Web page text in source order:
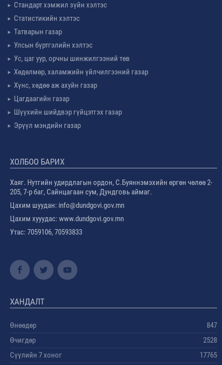
Стандарт хэмжил зүйн хэлтэс
Статистикийн хэлтэс
Татварын газар
Улсын бүртгэлийн хэлтэс
Ус, цаг уур, орчны шинжилгээний төв
Хөдөлмөр, халамжийн үйлчилгээний газар
Хүнс, хөдөө аж ахуйн газар
Цагдаагийн газар
Шүүхийн шийдвэр гүйцэтгэх газар
Эрүүл мэндийн газар
ХОЛБОО БАРИХ
Хаяг. Нутгийн удирдлагын ордон, С.Буяннэмэхийн өргөн чөлөө 2-
205, 7-р баг, Сайнцагаан сум, Дундговь аймаг.
Цахим шуудан: info@dundgovi.gov.mn
Цахим хууудас: www.dundgovi.gov.mn
Утас: 7059106, 70593833
ХАНДАЛТ
Өнөөдөр
847
Өчигдөр
2528
Сүүлийн 7 хоног
17765